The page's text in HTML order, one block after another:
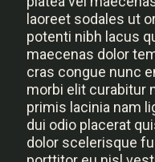
laoreet sodales ut
potenti nibh lacus
maecenas dolor
cras congue nunc
morbi elit curabitur
primis lacinia nam
dui odio placerat
dolor scelerisque